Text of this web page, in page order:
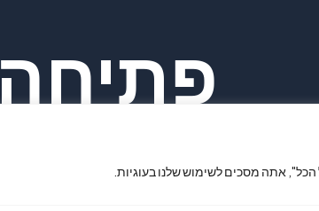
אתה מסכים לשימוש שלנו בעוגיות.
פתיחה